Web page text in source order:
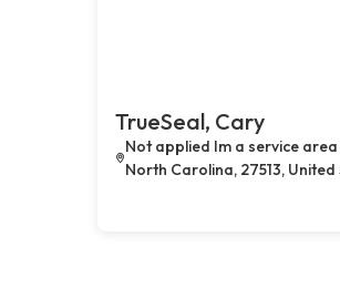
TrueSeal, Cary
Not applied Im a service area
North Carolina, 27513, United